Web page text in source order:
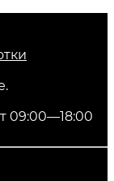
09:00—18:00